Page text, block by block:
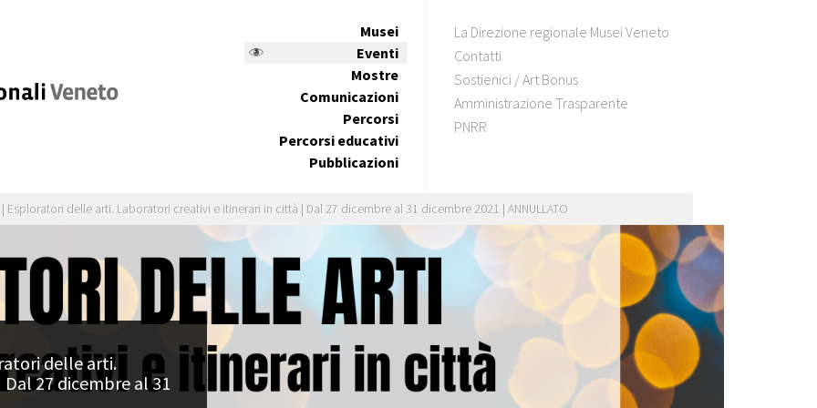
Musei
Eventi
Mostre
Comunicazioni
Percorsi
Percorsi educativi
Pubblicazioni
La Direzione regionale Musei Veneto
Contatti
Sostienici / Art Bonus
Amministrazione Trasparente
PNRR
| Esploratori delle arti. Laboratori creativi e itinerari in città | Dal 27 dicembre al 31 dicembre 2021 | ANNULLATO
delle arti.
27 dicembre al 31